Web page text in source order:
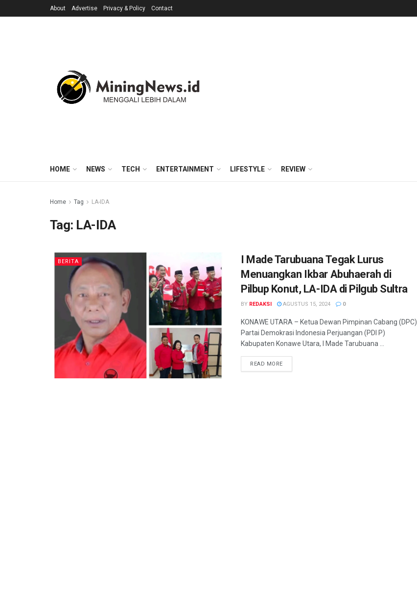
About Advertise Privacy & Policy Contact
HOME NEWS TECH ENTERTAINMENT LIFESTYLE REVIEW
Home Tag LA-IDA
Tag: LA-IDA
BERITA
I Made Tarubuana Tegak Lurus
Menuangkan Ikbar Abuhaerah di
Pilbup Konut, LA-IDA di Pilgub Sultra
BY REDAKSI AGUSTUS 15, 2024 0
KONAWE UTARA – Ketua Dewan Pimpinan Cabang (DPC)
Partai Demokrasi Indonesia Perjuangan (PDI P)
Kabupaten Konawe Utara, I Made Tarubuana ...
READ MORE